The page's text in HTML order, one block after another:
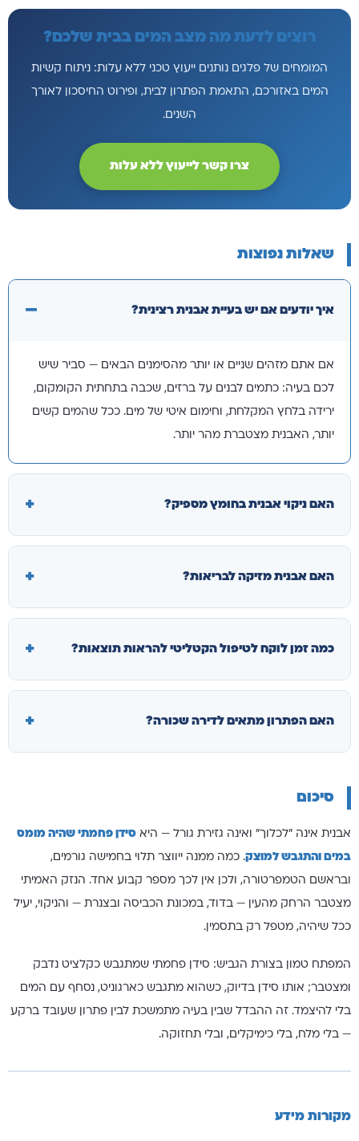
רוצים לדעת מה מצב המים בבית שלכם?
המומחים של פלגים נותנים ייעוץ טכני ללא עלות: ניתוח קשיות
המים באזורכם, התאמת הפתרון לבית, ופירוט החיסכון לאורך
השנים.
צרו קשר לייעוץ ללא עלות
שאלות נפוצות
איך יודעים אם יש בעיית אבנית רצינית?
אם אתם מזהים שניים או יותר מהסימנים הבאים — סביר שיש
לכם בעיה: כתמים לבנים על ברזים, שכבה בתחתית הקומקום,
ירידה בלחץ המקלחת, וחימום איטי של מים. ככל שהמים קשים
יותר, האבנית מצטברת מהר יותר.
האם ניקוי אבנית בחומץ מספיק?
האם אבנית מזיקה לבריאות?
כמה זמן לוקח לטיפול הקטליטי להראות תוצאות?
האם הפתרון מתאים לדירה שכורה?
סיכום
אבנית אינה "לכלוך" ואינה גזירת גורל — היא סידן פחמתי שהיה מומס
במים והתגבש למוצק. כמה ממנה ייווצר תלוי בחמישה גורמים,
ובראשם הטמפרטורה, ולכן אין לכך מספר קבוע אחד. הנזק האמיתי
מצטבר הרחק מהעין — בדוד, במכונת הכביסה ובצנרת — והניקוי, יעיל
ככל שיהיה, מטפל רק בתסמין.
המפתח טמון בצורת הגביש: סידן פחמתי שמתגבש כקלציט נדבק
ומצטבר; אותו סידן בדיוק, כשהוא מתגבש כארגוניט, נסחף עם המים
בלי להיצמד. זה ההבדל שבין בעיה מתמשכת לבין פתרון שעובד ברקע
— בלי מלח, בלי כימיקלים, ובלי תחזוקה.
מקורות מידע